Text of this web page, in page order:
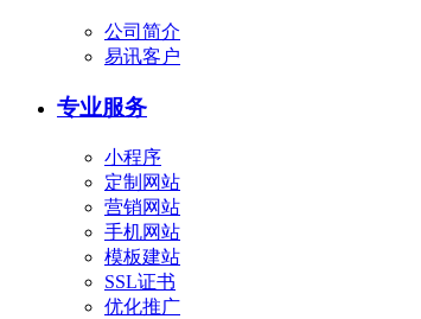
公司简介
易讯客户
专业服务
小程序
定制网站
营销网站
手机网站
模板建站
SSL证书
优化推广